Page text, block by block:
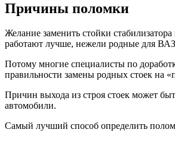
Причины поломки
Желание заменить стойки
работают лучше, нежели родные для
Потому многие специалисты по
правильности замены родных стоек на
Причин выхода из строя стоек может
автомобили.
Самый лучший способ определить